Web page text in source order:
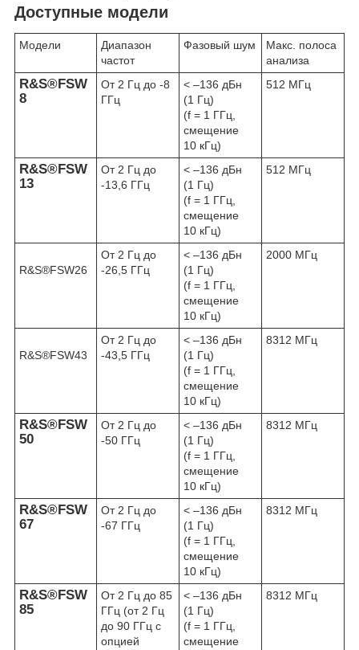
Доступные модели
Модели
Диапазон
частот
Фазовый шум
Макс. полоса
анализа
R&S®FSW
8
От 2 Гц до -8
ГГц
< –136 дБн
(1 Гц)
(f = 1 ГГц,
смещение
10 кГц)
512 МГц
R&S®FSW
13
От 2 Гц до
-13,6 ГГц
< –136 дБн
(1 Гц)
(f = 1 ГГц,
смещение
10 кГц)
512 МГц
R&S®FSW26
От 2 Гц до
-26,5 ГГц
< –136 дБн
(1 Гц)
(f = 1 ГГц,
смещение
10 кГц)
2000 МГц
R&S®FSW43
От 2 Гц до
-43,5 ГГц
< –136 дБн
(1 Гц)
(f = 1 ГГц,
смещение
10 кГц)
8312 МГц
R&S®FSW
50
От 2 Гц до
-50 ГГц
< –136 дБн
(1 Гц)
(f = 1 ГГц,
смещение
10 кГц)
8312 МГц
R&S®FSW
67
От 2 Гц до
-67 ГГц
< –136 дБн
(1 Гц)
(f = 1 ГГц,
смещение
10 кГц)
8312 МГц
R&S®FSW
85
От 2 Гц до 85
ГГц (от 2 Гц
до 90 ГГц с
опцией
< –136 дБн
(1 Гц)
(f = 1 ГГц,
смещение
8312 МГц